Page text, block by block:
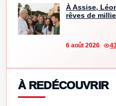
À Assise,
rêves de
6 août 2026
À REDÉCOUVRIR